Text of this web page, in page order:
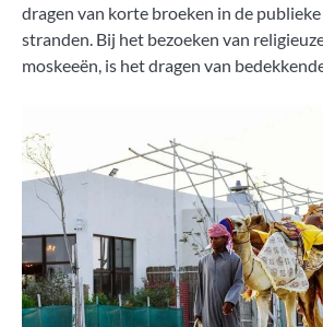
dragen van korte broeken in de
stranden. Bij het bezoeken van
moskeeën, is het dragen van